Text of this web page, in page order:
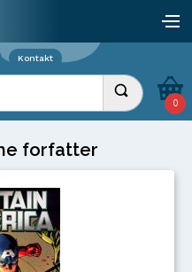
Kontakt
Udfør søgning
0
forfatter